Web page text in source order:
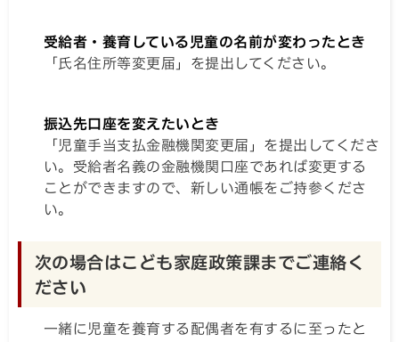
受給者・養育している児童の名前が変わったとき
「氏名住所等変更届」を提出してください。
振込先口座を変えたいとき
「児童手当支払金融機関変更届」を提出してくださ
い。受給者名義の金融機関口座であれば変更する
ことができますので、新しい通帳をご持参くださ
い。
次の場合はこども家庭政策課までご連絡く
ださい
一緒に児童を養育する配偶者を有するに至ったと